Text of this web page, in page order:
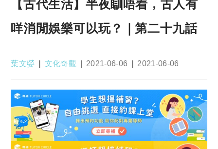
【古代生活】半夜瞓唔着，古人有
咩消閒娛樂可以玩？｜第二十九話
Post
葉文嫈
Post
文化奇觀
Post
2021-06-06
Post
2021-06-06